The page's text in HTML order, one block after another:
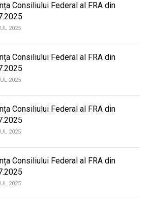
Consiliului Federal al FRA din
2025
Consiliului Federal al FRA din
2025
Consiliului Federal al FRA din
2025
Consiliului Federal al FRA din
2025